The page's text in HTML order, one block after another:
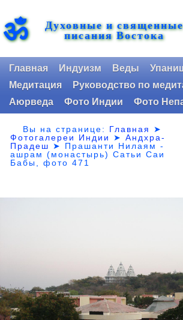
ॐ Духовные и священные
писания Востока
Главная Индуизм Веды
Медитация
Руководство по
Аюрведа
Фото Индии Фото
Вы на странице: Главная
➤
Фотогалереи Индии
➤Андхра-
Прадеш ➤ Прашанти Нилаям -
ашрам (монастырь) Сатьи Саи
Бабы, фото 471